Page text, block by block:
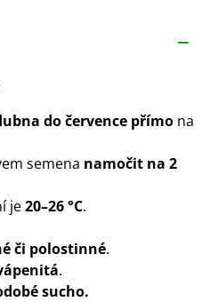
do července přímo na
semena namočit na 2
je20–26 °C.
či polostinné.
.
sucho.